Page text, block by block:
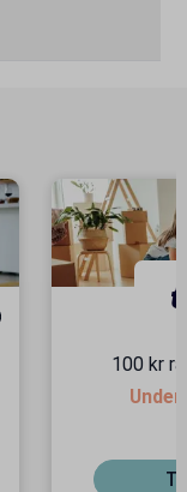
100 kr